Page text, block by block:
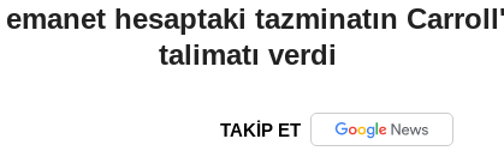
hesaptaki tazminatın
talimatı verdi
TAKİP ET